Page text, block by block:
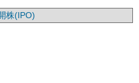
株(IPO)